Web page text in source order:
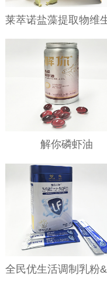
解你磷虾油